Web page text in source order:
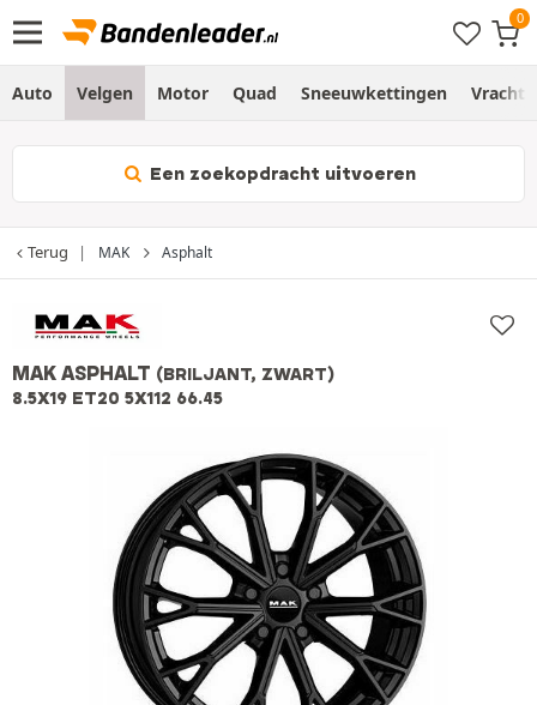
Auto Velgen Motor Quad Sneeuwkettingen
Een zoekopdracht uitvoeren
Terug MAK Asphalt
MAK ASPHALT (BRILJANT, ZWART)
8.5X19 ET20 5X112 66.45